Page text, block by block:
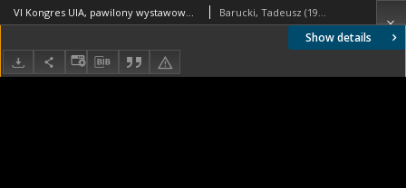
Show details
VI Kongres UIA, pawilony wystawowe, widok ogólny, Londyn, Wielka Brytania Barucki, Tadeusz (1922- ). Fotograf